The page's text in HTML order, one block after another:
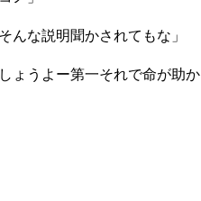
んな説明聞かされてもな」
ょうよー第一それで命が助か